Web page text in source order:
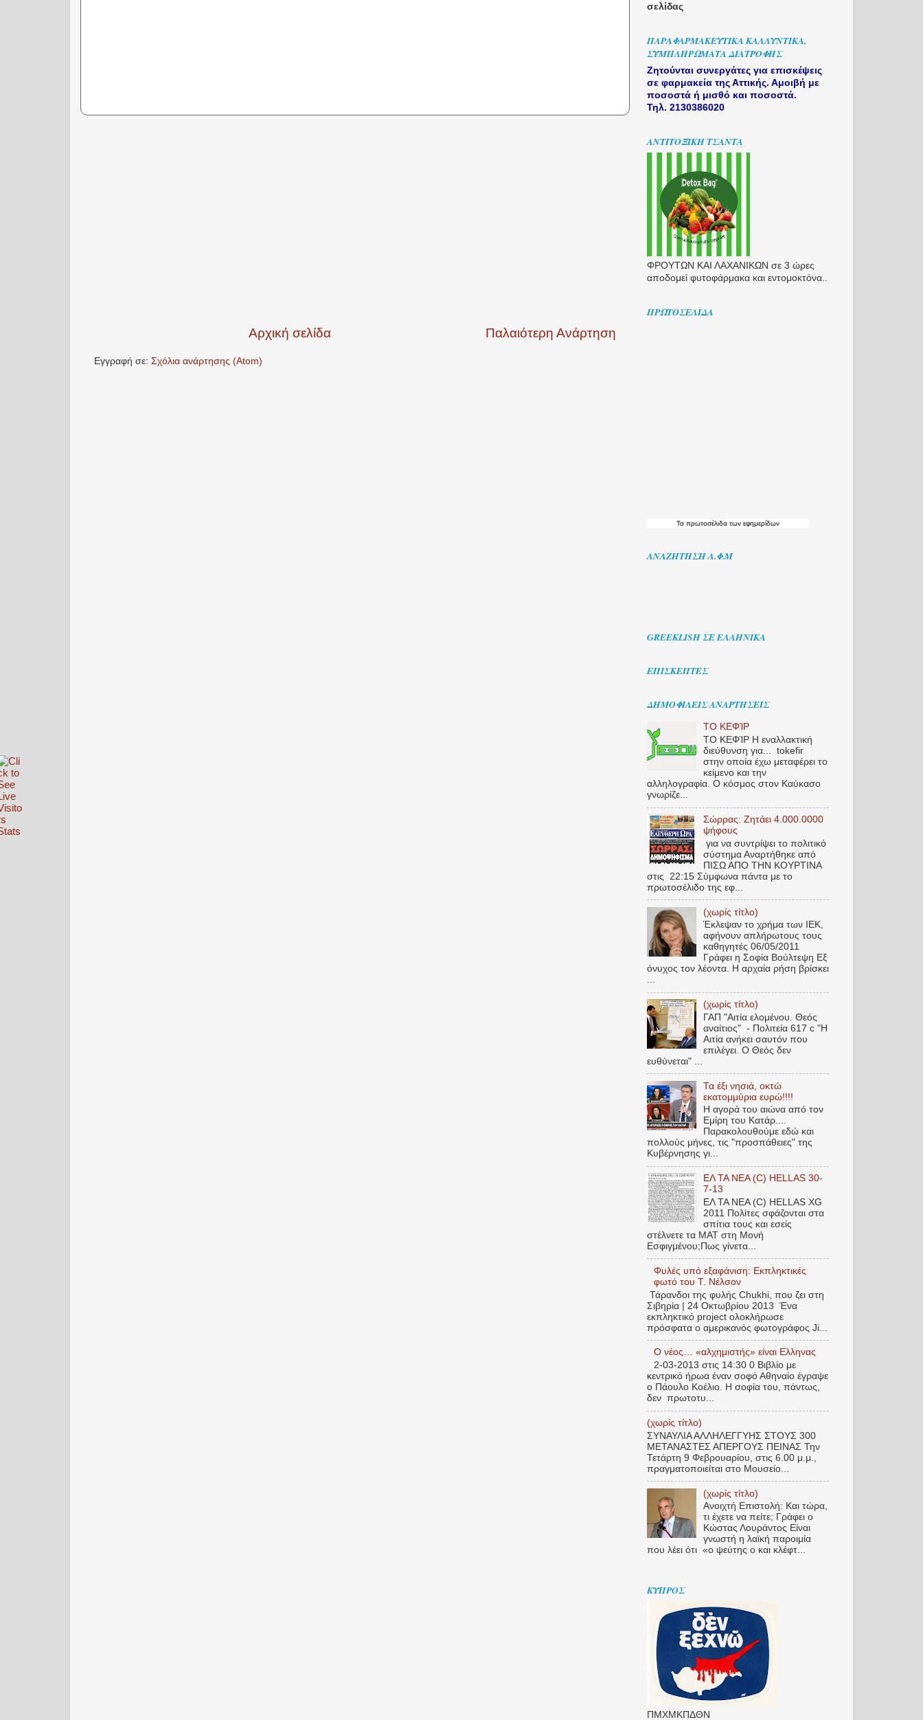
Παλαιότερη Ανάρτηση
Αρχική σελίδα
Εγγραφή σε: Σχόλια ανάρτησης (Atom)
σελίδας
ΠΑΡΑΦΑΡΜΑΚΕΥΤΙΚΆ ΚΑΛΛΥΝΤΙΚΆ,
ΣΥΜΠΛΗΡΏΜΑΤΑ ΔΙΑΤΡΟΦΉΣ
Ζητούνται συνεργάτες για επισκέψεις
σε φαρμακεία της Αττικής. Αμοιβή με
ποσοστά ή μισθό και ποσοστά.
Τηλ. 2130386020
ΑΝΤΙΤΟΞΙΚΗ ΤΣΑΝΤΑ
ΦΡΟΥΤΩΝ ΚΑΙ ΛΑΧΑΝΙΚΩΝ σε 3 ώρες
αποδομεί φυτοφάρμακα και εντομοκτόνα..
ΠΡΩΤΟΣΈΛΙΔΑ
Τα πρωτοσέλιδατων εφημερίδων
ΑΝΑΖΉΤΗΣΗ Α.Φ.Μ
GREEKLISH ΣΕ ΕΛΛΗΝΙΚΆ
ΕΠΙΣΚΕΠΤΕΣ
ΔΗΜΟΦΙΛΕΊΣ ΑΝΑΡΤΉΣΕΙΣ
ΤΟ ΚΕΦΊΡ
ΤΟ ΚΕΦΊΡ Η εναλλακτική
διεύθυνση για... tokefir
στην οποία έχω μεταφέρει το
κείμενο και την
αλληλογραφία. Ο κόσμος στον Καύκασο
γνωρίζε...
Σώρρας: Ζητάει 4.000.0000
ψήφους
για να συντρίψει το πολιτικό
σύστημα Αναρτήθηκε από
ΠΙΣΩ ΑΠΟ ΤΗΝ ΚΟΥΡΤΙΝΑ
στις 22:15 Σύμφωνα πάντα με το
πρωτοσέλιδο της εφ...
(χωρίς τίτλο)
Έκλεψαν το χρήμα των ΙΕΚ,
αφήνουν απλήρωτους τους
καθηγητές 06/05/2011
Γράφει η Σοφία Βούλτεψη Εξ
όνυχος τον λέοντα. Η αρχαία ρήση βρίσκει
...
(χωρίς τίτλο)
ΓΑΠ "Αιτία ελομένου. Θεός
αναίτιος" - Πολιτεία 617 c "Η
Αιτία ανήκει σαυτόν που
επιλέγει. Ο Θεός δεν
ευθύνεται" ...
Τα έξι νησιά, οκτώ
εκατομμύρια ευρώ!!!!
Η αγορά του αιώνα από τον
Εμίρη του Κατάρ....
Παρακολουθούμε εδώ και
πολλούς μήνες, τις "προσπάθειες" της
Κυβέρνησης γι...
EΛ TA NEA (C) HELLAS 30-
7-13
EΛ TA NEA (C) HELLAS XG
2011 Πολίτες σφάζονται στα
σπίτια τους και εσείς
στέλνετε τα ΜΑΤ στη Μονή
Εσφιγμένου;Πως γίνετα...
Φυλές υπό εξαφάνιση: Εκπληκτικές
φωτό του Τ. Νέλσον
Τάρανδοι της φυλής Chukhi, που ζει στη
Σιβηρία | 24 Οκτωβρίου 2013 Ένα
εκπληκτικό project ολοκλήρωσε
πρόσφατα ο αμερικανός φωτογράφος Ji...
Ο νέος… «αλχημιστής» είναι Ελληνας
2-03-2013 στις 14:30 0 Βιβλίο με
κεντρικό ήρωα έναν σοφό Αθηναίο έγραψε
ο Πάουλο Κοέλιο. Η σοφία του, πάντως,
δεν πρωτοτυ...
(χωρίς τίτλο)
ΣΥΝΑΥΛΙΑ ΑΛΛΗΛΕΓΓΥΗΣ ΣΤΟΥΣ 300
ΜΕΤΑΝΑΣΤΕΣ ΑΠΕΡΓΟΥΣ ΠΕΙΝΑΣ Την
Τετάρτη 9 Φεβρουαρίου, στις 6.00 μ.μ.,
πραγματοποιείται στο Μουσείο...
(χωρίς τίτλο)
Ανοιχτή Επιστολή: Και τώρα,
τι έχετε να πείτε; Γράφει ο
Κώστας Λουράντος Είναι
γνωστή η λαϊκή παροιμία
που λέει ότι «ο ψεύτης ο και κλέφτ...
ΚΥΠΡΟΣ
ΠΜΧΜΚΠΔΘΝ